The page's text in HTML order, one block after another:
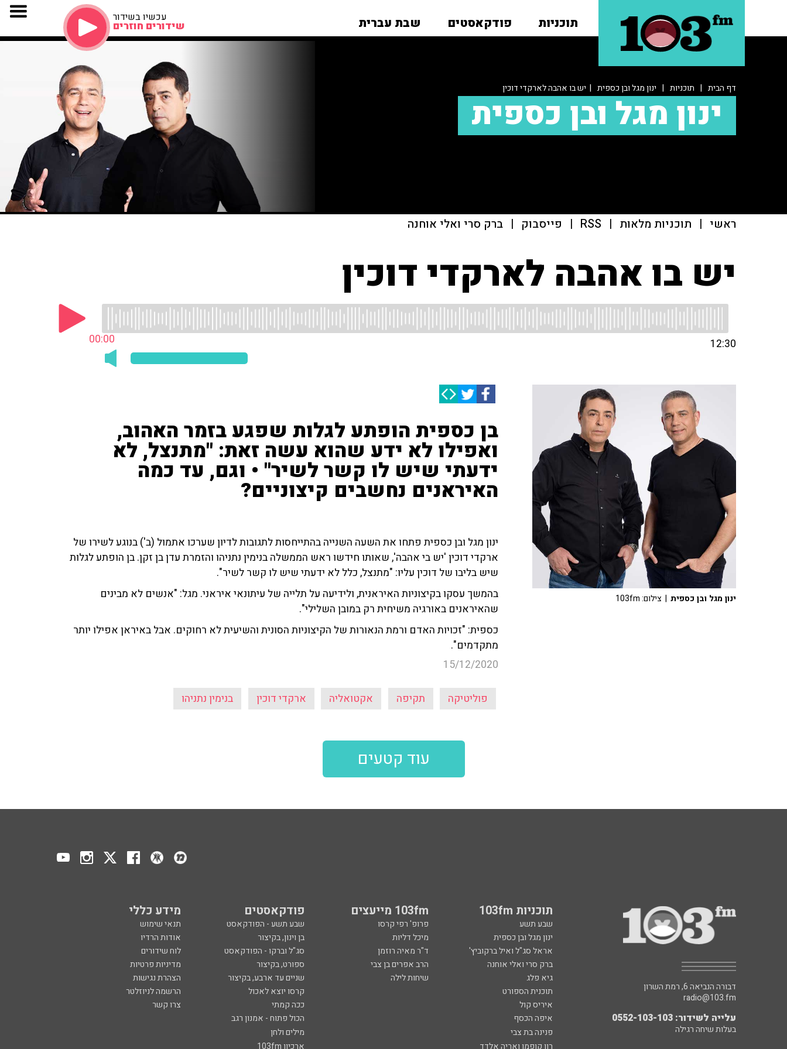
תוכניות פודקאסטים שבת עברית עכשיו בשידור
שידורים חוזרים
דף הבית | תוכניות | ינון מגל ובן כספית | יש בו אהבה לארקדי דוכין
ינון מגל ובן כספית
ראשי | תוכניות מלאות |
RSS
| פייסבוק | ברק סרי ואלי אוחנה
יש בו אהבה לארקדי דוכין
00:00 12:30
בן כספית הופתע לגלות שפגע בזמר האהוב,
ואפילו לא ידע שהוא עשה זאת: "מתנצל, לא
ידעתי שיש לו קשר לשיר" • וגם, עד כמה
האיראנים נחשבים קיצוניים?
ינון מגל ובן כספית פתחו את השעה השנייה בהתייחסות לתגובות לדיון שערכו אתמול (ב') בנוגע לשירו של
ארקדי דוכין 'יש בי אהבה', שאותו חידשו ראש הממשלה בנימין נתניהו והזמרת עדן בן זקן. בן הופתע לגלות
שיש בליבו של דוכין עליו: "מתנצל, כלל לא ידעתי שיש לו קשר לשיר".
בהמשך עסקו בקיצוניות האיראנית, ולידיעה על תלייה של עיתונאי איראני. מגל: "אנשים לא מבינים
שהאיראנים באורגיה משיחית רק במובן השלילי".
כספית: "זכויות האדם ורמת הנאורות של הקיצוניות הסונית והשיעית לא רחוקים. אבל באיראן אפילו יותר
מתקדמים".
15/12/2020
פוליטיקה תקיפה אקטואליה ארקדי דוכין בנימין נתניהו
ינון מגל ובן כספית | צילום: 103fm
עוד קטעים
תוכניות 103fm 103fm מייעצים פודקאסטים מידע כללי
שבע תשע פרופ' רפי קרסו שבע תשע - הפודקאסט
תנאי שימוש
ינון מגל ובן כספית
מיכל דליות בן וינון, בקיצור
אודות הרדיו
אראל סג"ל ואיל ברקוביץ'
ד"ר מאיה רוזמן סג"ל וברקו - הפודקאסט
לוח שידורים
ברק סרי ואלי אוחנה
הרב אפרים בן צבי ספורט, בקיצור
מדיניות פרטיות
גיא פלג
שיחות לילה שניים עד ארבע, בקיצור
הצהרת נגישות
תוכנית הספורט
קרסו יוצא לאכול
הרשמה לניוזלטר
איריס קול
ככה קמתי
צרו קשר
איפה הכסף
הכול פתוח - אמנון רגב
פנינה בת צבי
מילים ולחן
רון קופמן ואריה אלדד
ארכיון 103fm
דבורה הנביאה 6, רמת השרון
radio@103.fm
עלייה לשידור: 0552-103-103
בעלות שיחה רגילה